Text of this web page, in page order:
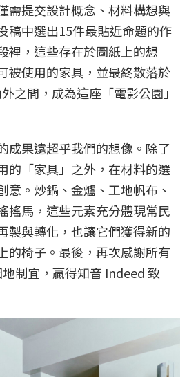
需提交設計概念、材料構想與
稿中選出15件最貼近命題的作
裡，這些存在於圖紙上的想
被使用的家具，並最終散落於
之間，成為這座「電影公園」
成果遠超乎我們的想像。除了
的「家具」之外，在材料的選
意。炒鍋、金爐、工地帆布、
搖馬，這些元素充分體現常民
製與轉化，也讓它們獲得新的
的椅子。最後，再次感謝所有
制宜，贏得知音 Indeed 致